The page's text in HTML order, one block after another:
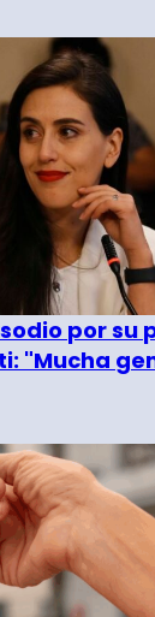
por su
"Mucha